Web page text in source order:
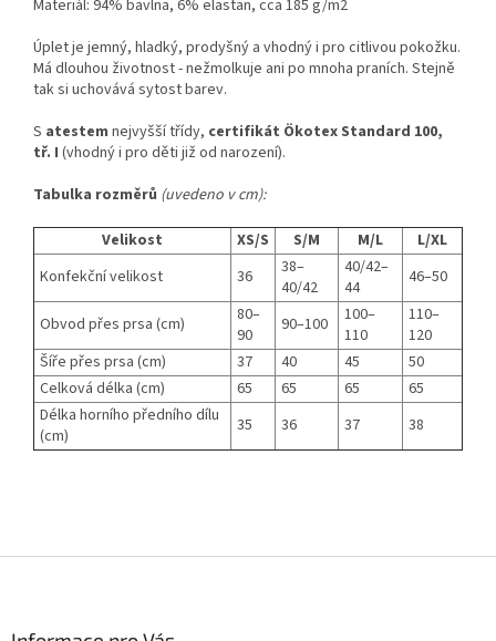
Materiál: 94% bavlna, 6% elastan, cca 185 g/m2
Úplet je jemný, hladký, prodyšný a vhodný i pro citlivou pokožku.
Má dlouhou životnost - nežmolkuje ani po mnoha praních. Stejně
tak si uchovává sytost barev.
S atestem nejvyšší třídy, certifikát Ökotex Standard 100,
tř. I (vhodný i pro děti již od narození).
Tabulka rozměrů (uvedeno v cm):
Velikost XS/S S/M M/L
L/XL
Konfekční velikost
36
38–
40/42
40/42–
44
46–50
Obvod přes prsa (cm)
80–
90
90–100
100–
110
110–
120
Šíře přes prsa (cm)
37 40 45
50
Celková délka (cm)
65 65 65
65
Délka horního předního dílu
(cm)
35 36 37 38